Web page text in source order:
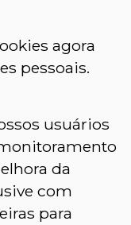
agora
pessoais.
usuários
da
com
para